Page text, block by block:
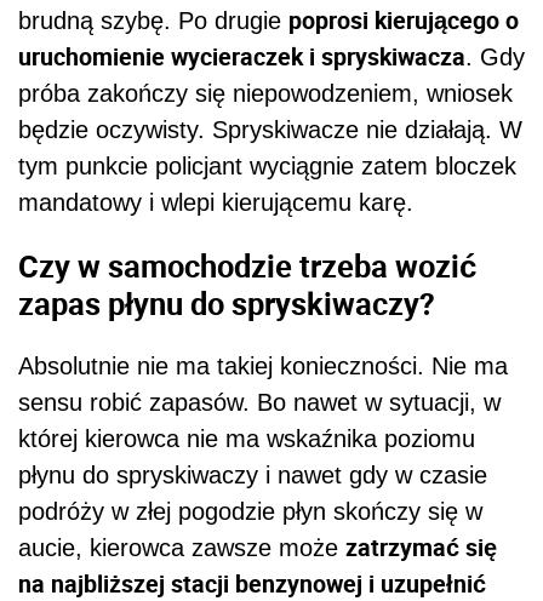
brudną szybę. Po drugie poprosi kierującego o
uruchomienie wycieraczek i spryskiwacza. Gdy
próba zakończy się niepowodzeniem, wniosek
będzie oczywisty. Spryskiwacze nie działają. W
tym punkcie policjant wyciągnie zatem bloczek
mandatowy i wlepi kierującemu karę.
Czy w samochodzie trzeba wozić
zapas płynu do spryskiwaczy?
Absolutnie nie ma takiej konieczności. Nie ma
sensu robić zapasów. Bo nawet w sytuacji, w
której kierowca nie ma wskaźnika poziomu
płynu do spryskiwaczy i nawet gdy w czasie
podróży w złej pogodzie płyn skończy się w
aucie, kierowca zawsze może zatrzymać się
na najbliższej stacji benzynowej i uzupełnić